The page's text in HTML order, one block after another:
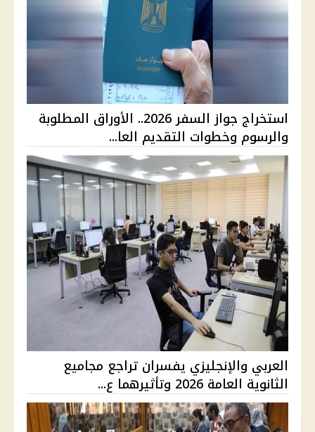
استخراج جواز السفر 2026.. الأوراق المطلوبة
والرسوم وخطوات التقديم العا...
العربي والإنجليزي يفسران تراجع مجاميع
الثانوية العامة 2026 وتأثيرهما ع...